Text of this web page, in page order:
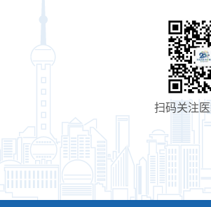
扫码关注